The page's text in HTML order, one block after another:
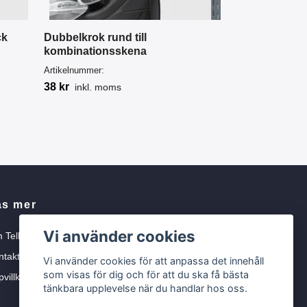
Dubbelkrok rund till
kombinationsskena
Artikelnummer:
38 kr inkl. moms
mer
Tellbe
oss
Vi använder cookies
Vi använder cookies för att anpassa det innehåll
som visas för dig och för att du ska få bästa
tänkbara upplevelse när du handlar hos oss.